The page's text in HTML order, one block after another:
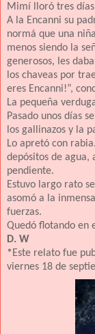
Mimí lloró tres
A la Encanni su
normá que una
menos siendo la
generosos, les
los chaveas por
eres Encanni!”,
La pequeña
Pasado unos días
los gallinazos y la
Lo apretó con
depósitos de agua,
pendiente.
Estuvo largo rato
asomó a la
fuerzas.
Quedó flotando en
D. W
*Este relato fue
viernes 18 de